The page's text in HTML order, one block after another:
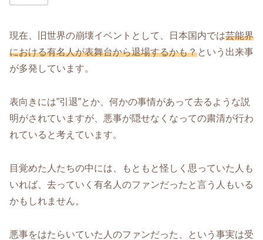
現在、旧世界の崩壊イベントとして、日本国内では芸能界
における有名人が表舞台から退場するかも？という出来事
が多発しています。
表向きには”引退”とか、何かの事情があって去るような説
明がされていますが、悪事が隠せなくなっての粛清が行わ
れていると考えています。
目覚めた人たちの中には、もともと怪しく思っていた人も
いれば、去っていく有名人のファンだったと言う人もいる
かもしれません。
悪事をはたらいていた人のファンだった、という事実は受